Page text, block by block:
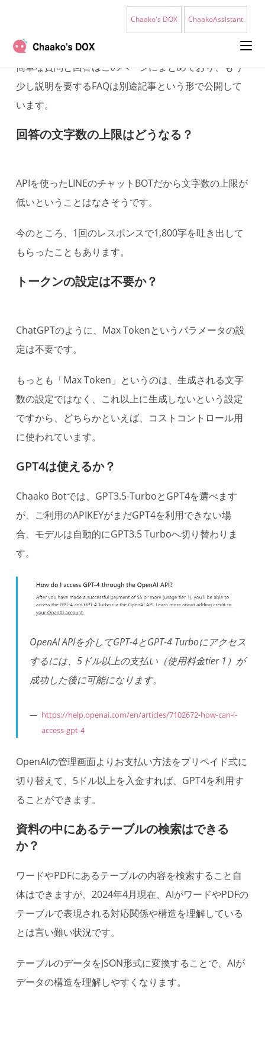
Chaako's DOX ChaakoAssistant
簡単な質問と回答はこのページにまとめており、もう
少し説明を要するFAQは別途記事という形で公開して
います。
回答の文字数の上限はどうなる？
APIを使ったLINEのチャットBOTだから文字数の上限が
低いということはなさそうです。
今のところ、1回のレスポンスで1,800字を吐き出して
もらったこともあります。
トークンの設定は不要か？
ChatGPTのように、Max Tokenというパラメータの設
定は不要です。
もっとも「Max Token」というのは、生成される文字
数の設定ではなく、これ以上に生成しないという設定
ですから、どちらかといえば、コストコントロール用
に使われています。
GPT4は使えるか？
Chaako Botでは、GPT3.5-TurboとGPT4を選べます
が、ご利用のAPIKEYがまだGPT4を利用できない場
合、モデルは自動的にGPT3.5 Turboへ切り替わりま
す。
OpenAI APIを介してGPT-4とGPT-4 Turboにアクセス
するには、5ドル以上の支払い（使用料金tier 1）が
成功した後に可能になります。
https://help.openai.com/en/articles/7102672-how-can-i-
access-gpt-4
OpenAIの管理画面よりお支払い方法をプリペイド式に
切り替えて、5ドル以上を入金すれば、GPT4を利用す
ることができます。
資料の中にあるテーブルの検索はできる
か？
ワードやPDFにあるテーブルの内容を検索すること自
体はできますが、2024年4月現在、AIがワードやPDFの
テーブルで表現される対応関係や構造を理解している
とは言い難い状況です。
テーブルのデータをJSON形式に変換することで、AIが
データの構造を理解しやすくなります。